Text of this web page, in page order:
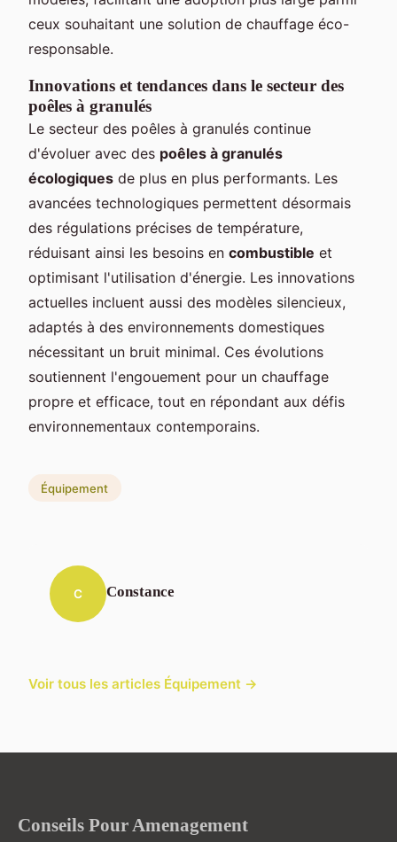
ceux souhaitant une solution de chauffage éco-
responsable.
Innovations et tendances dans le secteur des
poêles à granulés
Le secteur des poêles à granulés continue
d'évoluer avec des poêles à granulés
écologiques de plus en plus performants. Les
avancées technologiques permettent désormais
des régulations précises de température,
réduisant ainsi les besoins en combustible et
optimisant l'utilisation d'énergie. Les innovations
actuelles incluent aussi des modèles silencieux,
adaptés à des environnements domestiques
nécessitant un bruit minimal. Ces évolutions
soutiennent l'engouement pour un chauffage
propre et efficace, tout en répondant aux défis
environnementaux contemporains.
Équipement
C Constance
Voir tous les articles Équipement →
Conseils Pour Amenagement